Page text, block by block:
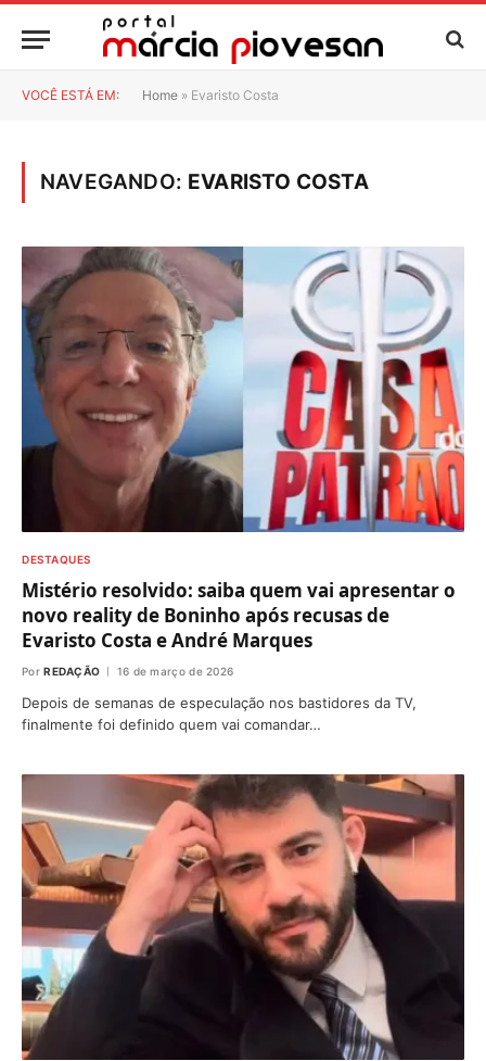
VOCÊ ESTÁ EM: Home » Evaristo Costa
NAVEGANDO: EVARISTO COSTA
DESTAQUES
Mistério resolvido: saiba quem vai apresentar o
novo reality de Boninho após recusas de
Evaristo Costa e André Marques
Por REDAÇÃO 16 de março de 2026
Depois de semanas de especulação nos bastidores da TV,
finalmente foi definido quem vai comandar…